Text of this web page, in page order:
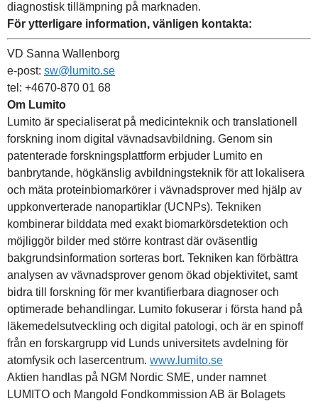
diagnostisk tillämpning på marknaden.
För ytterligare information, vänligen kontakta:
VD Sanna Wallenborg
e-post: sw@lumito.se
tel: +4670-870 01 68
Om Lumito
Lumito är specialiserat på medicinteknik och translationell
forskning inom digital vävnadsavbildning. Genom sin
patenterade forskningsplattform erbjuder Lumito en
banbrytande, högkänslig avbildningsteknik för att lokalisera
och mäta proteinbiomarkörer i vävnadsprover med hjälp av
uppkonverterade nanopartiklar (UCNPs). Tekniken
kombinerar bilddata med exakt biomarkörsdetektion och
möjliggör bilder med större kontrast där oväsentlig
bakgrundsinformation sorteras bort. Tekniken kan förbättra
analysen av vävnadsprover genom ökad objektivitet, samt
bidra till forskning för mer kvantifierbara diagnoser och
optimerade behandlingar. Lumito fokuserar i första hand på
läkemedelsutveckling och digital patologi, och är en spinoff
från en forskargrupp vid Lunds universitets avdelning för
atomfysik och lasercentrum. www.lumito.se
Aktien handlas på NGM Nordic SME, under namnet
LUMITO och Mangold Fondkommission AB är Bolagets